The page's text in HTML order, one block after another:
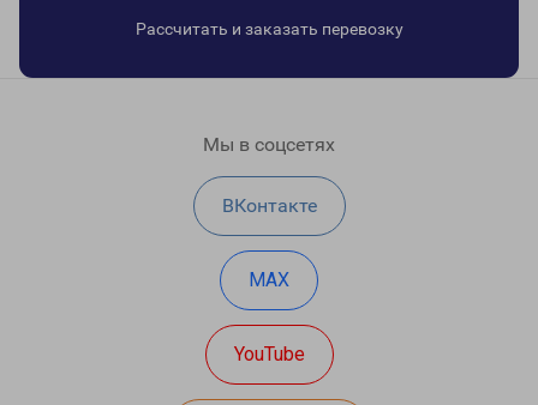
Рассчитать и заказать перевозку
Мы в соцсетях
ВКонтакте
MAX
YouTube